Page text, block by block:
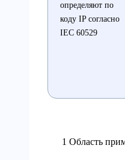
определяют по
коду IP согласно
IЕС 60529
1 Область